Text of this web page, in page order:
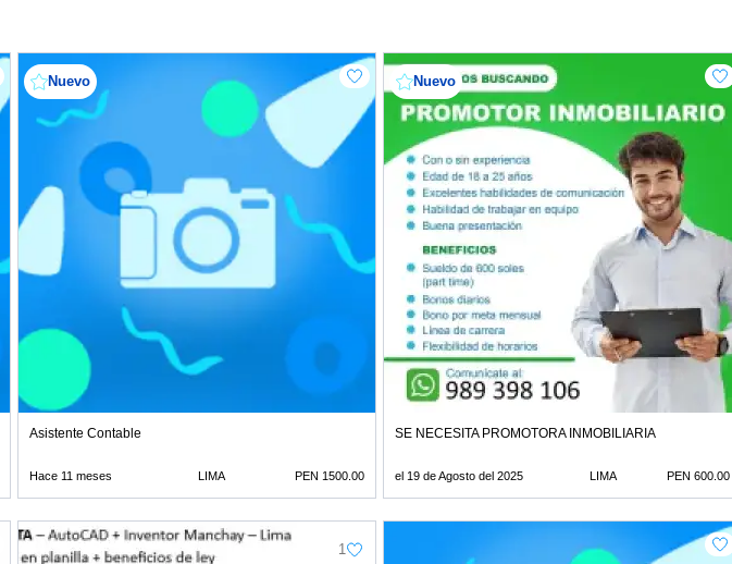
Nuevo
Asistente Contable
Hace 11 meses LIMA PEN 1500.00
Nuevo
SE NECESITA PROMOTORA INMOBILIARIA
el 19 de Agosto del 2025 LIMA PEN 600.00
1